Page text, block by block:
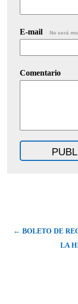
E-mail No será
Comentario
← BOLETO DE
LA